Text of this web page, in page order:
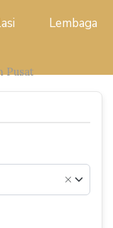
Lembaga
Pusat
×